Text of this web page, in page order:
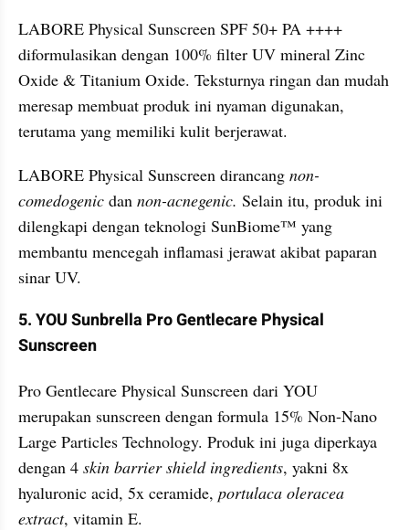
LABORE Physical Sunscreen SPF 50+ PA ++++
diformulasikan dengan 100% filter UV mineral Zinc
Oxide & Titanium Oxide. Teksturnya ringan dan mudah
meresap membuat produk ini nyaman digunakan,
terutama yang memiliki kulit berjerawat.
LABORE Physical Sunscreen dirancang non-
comedogenic dan non-acnegenic. Selain itu, produk ini
dilengkapi dengan teknologi SunBiome™ yang
membantu mencegah inflamasi jerawat akibat paparan
sinar UV.
5. YOU Sunbrella Pro Gentlecare Physical
Sunscreen
Pro Gentlecare Physical Sunscreen dari YOU
merupakan sunscreen dengan formula 15% Non-Nano
Large Particles Technology. Produk ini juga diperkaya
dengan 4 skin barrier shield ingredients, yakni 8x
hyaluronic acid, 5x ceramide, portulaca oleracea
extract, vitamin E.